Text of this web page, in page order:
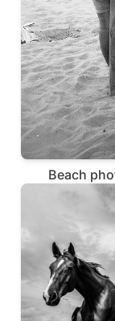
Beach